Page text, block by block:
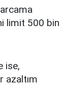
limit 500 bin
ise,
azaltım